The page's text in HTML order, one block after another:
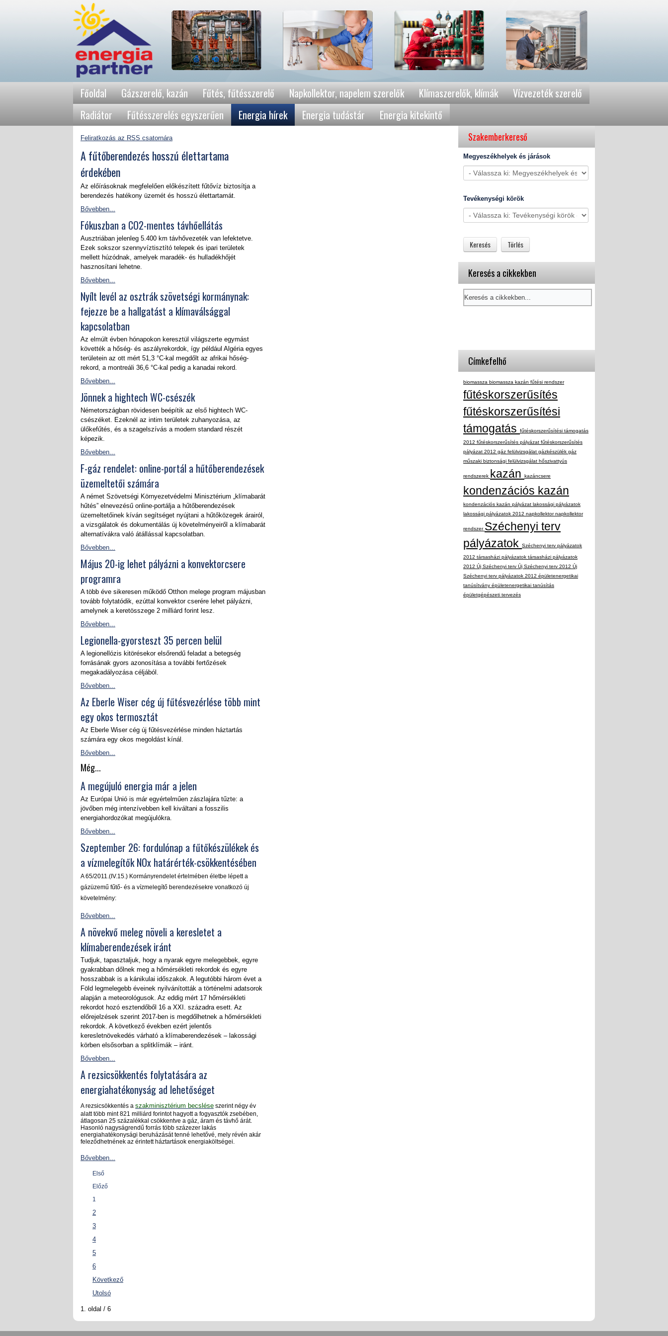
Főoldal Gázszerelő, kazán Fűtés, fűtésszerelő Napkollektor, napelem szerelők Klímaszerelők, klímák
Vízvezeték szerelő
Radiátor
Fűtésszerelés egyszerűen Energia hírek Energia tudástár Energia kitekintő
Feliratkozás az RSS csatornára
A fűtőberendezés hosszú élettartama
érdekében
Az előírásoknak megfelelően előkészített fűtővíz biztosítja a
berendezés hatékony üzemét és hosszú élettartamát.
Bővebben...
Fókuszban a CO2-mentes távhőellátás
Ausztriában jelenleg 5.400 km távhővezeték van lefektetve.
Ezek sokszor szennyvíztisztító telepek és ipari területek
mellett húzódnak, amelyek maradék- és hulladékhőjét
hasznosítani lehetne.
Bővebben...
Nyílt levél az osztrák szövetségi kormánynak:
fejezze be a hallgatást a klímaválsággal
kapcsolatban
Az elmúlt évben hónapokon keresztül világszerte egymást
követték a hőség- és aszályrekordok, így például Algéria egyes
területein az ott mért 51,3 °C-kal megdőlt az afrikai hőség-
rekord, a montreáli 36,6 °C-kal pedig a kanadai rekord.
Bővebben...
Jönnek a hightech WC-csészék
Németországban rövidesen beépítik az első hightech WC-
csészéket. Ezeknél az intim területek zuhanyozása, az
ülőkefűtés, és a szagelszívás a modern standard részét
képezik.
Bővebben...
F-gáz rendelet: online-portál a hűtőberendezések
üzemeltetői számára
A német Szövetségi Környezetvédelmi Minisztérium „klímabarát
hűtés” elnevezésű online-portálja a hűtőberendezések
üzemeltetőinek kíván segítséget nyújtani a hűtőközegek árairól,
a vizsgálatok és dokumentálás új követelményeiről a klímabarát
alternatívákra való átállással kapcsolatban.
Bővebben...
Május 20-ig lehet pályázni a konvektorcsere
programra
A több éve sikeresen működő Otthon melege program májusban
tovább folytatódik, ezúttal konvektor cserére lehet pályázni,
amelynek a keretösszege 2 milliárd forint lesz.
Bővebben...
Legionella-gyorsteszt 35 percen belül
A legionellózis kitörésekor elsőrendű feladat a betegség
forrásának gyors azonosítása a további fertőzések
megakadályozása céljából.
Bővebben...
Az Eberle Wiser cég új fűtésvezérlése több mint
egy okos termosztát
Az Eberle Wiser cég új fűtésvezérlése minden háztartás
számára egy okos megoldást kínál.
Bővebben...
Még...
A megújuló energia már a jelen
Az Európai Unió is már egyértelműen zászlajára tűzte: a
jövőben még intenzívebben kell kiváltani a fosszilis
energiahordozókat megújulókra.
Bővebben...
Szeptember 26: fordulónap a fűtőkészülékek és
a vízmelegítők NOx határérték-csökkentésében
A 65/2011.(IV.15.) Kormányrendelet értelmében életbe lépett a
gázüzemű fűtő- és a vízmelegítő berendezésekre vonatkozó új
követelmény:
Bővebben...
A növekvő meleg növeli a keresletet a
klímaberendezések iránt
Tudjuk, tapasztaljuk, hogy a nyarak egyre melegebbek, egyre
gyakrabban dőlnek meg a hőmérsékleti rekordok és egyre
hosszabbak is a kánikulai időszakok. A legutóbbi három évet a
Föld legmelegebb éveinek nyilvánították a történelmi adatsorok
alapján a meteorológusok. Az eddig mért 17 hőmérsékleti
rekordot hozó esztendőből 16 a XXI. századra esett. Az
előrejelzések szerint 2017-ben is megdőlhetnek a hőmérsékleti
rekordok. A következő években ezért jelentős
keresletnövekedés várható a klímaberendezések – lakossági
körben elsősorban a splitklímák – iránt.
Bővebben...
A rezsicsökkentés folytatására az
energiahatékonyság ad lehetőséget
A rezsicsökkentés a szakminisztérium becslése szerint négy év
alatt több mint 821 milliárd forintot hagyott a fogyasztók zsebében,
átlagosan 25 százalékkal csökkentve a gáz, áram és távhő árát.
Hasonló nagyságrendű forrás több százezer lakás
energiahatékonysági beruházását tenné lehetővé, mely révén akár
feleződhetnének az érintett háztartások energiaköltségei.
Bővebben...
Első
Előző
1
2
3
4
5
6
Következő
Utolsó
1. oldal / 6
Szakemberkereső
Megyeszékhelyek és járások
Tevékenységi körök
Keresés a cikkekben
Címkefelhő
biomassza biomassza kazán fűtési rendszer
fűtéskorszerűsítés
fűtéskorszerűsítési
támogatás
fűtéskorszerűsítési támogatás
2012 fűtéskorszerűsítés pályázat fűtéskorszerűsítés
pályázat 2012 gáz felülvizsgálat gázkészülék gáz
műszaki biztonsági felülvizsgálat hőszivattyús
rendszerek kazán kazáncsere
kondenzációs kazán
kondenzációs kazán pályázat lakossági pályázatok
lakossági pályázatok 2012 napkollektornapkollektor
rendszer Széchenyi terv
pályázatok
Széchenyi terv pályázatok
2012 társasházi pályázatok társasházi pályázatok
2012 Új Széchenyi terv Új Széchenyi terv 2012 Új
Széchenyi terv pályázatok 2012 épületenergetikai
tanúsítvány épületenergetikai tanúsítás
épületgépészeti tervezés